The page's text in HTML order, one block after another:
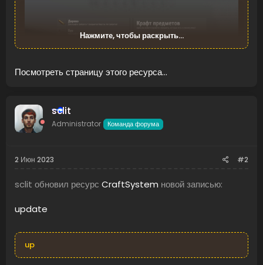
Нажмите, чтобы раскрыть...
Посмотреть страницу этого ресурса...
sclit
Administrator Команда форума
2 Июн 2023 #2
sclit обновил ресурс CraftSystem новой записью:
update
up